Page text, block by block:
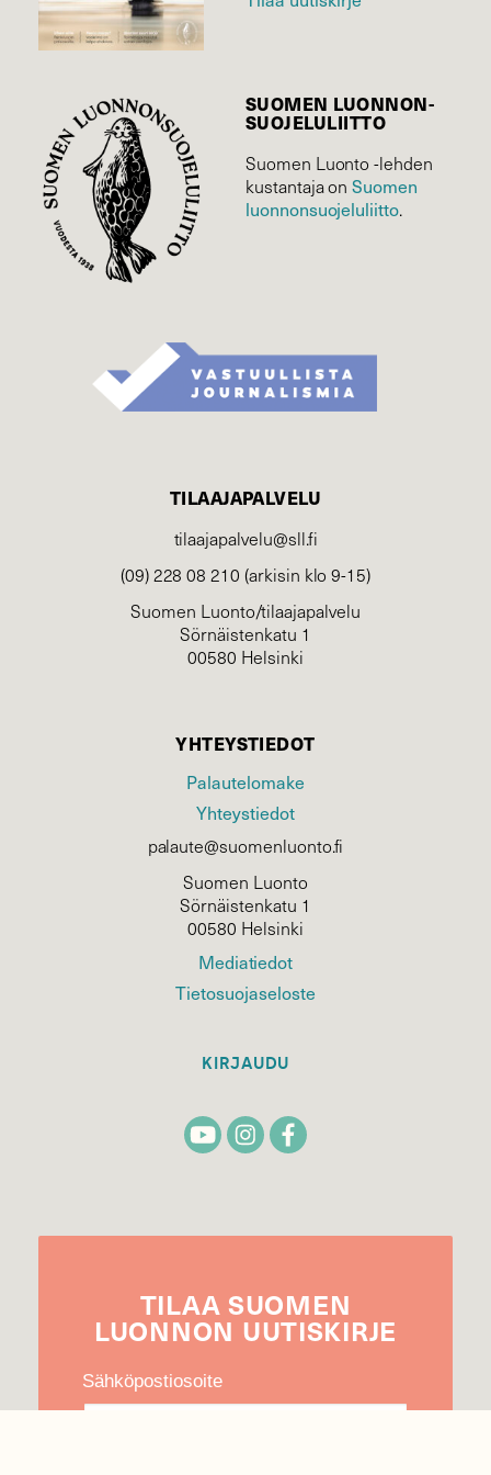
SUOMEN LUONNON­
SUOJELU­LIITTO
Suomen Luonto -lehden
kustantaja onSuomen
luonnonsuojelu­liitto.
TILAAJAPALVELU
tilaajapalvelu@sll.fi
(09) 228 08 210 (arkisin klo 9-15)
Suomen Luonto/tilaajapalvelu
Sörnäistenkatu 1
00580 Helsinki
YHTEYSTIEDOT
Palautelomake
Yhteystiedot
palaute@suomenluonto.fi
Suomen Luonto
Sörnäistenkatu 1
00580 Helsinki
Mediatiedot
Tietosuojaseloste
KIRJAUDU
TILAA SUOMEN
LUONNON UUTIS­KIRJE
Sähköpostiosoite